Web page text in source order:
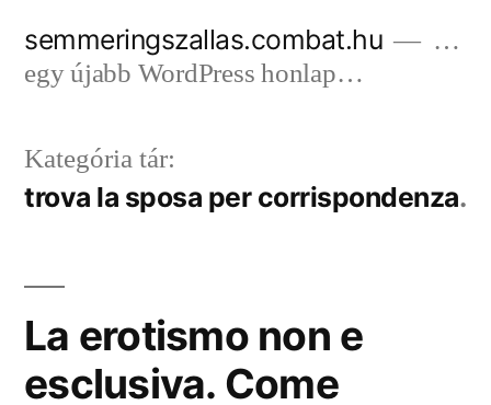
semmeringszallas.combat.hu
…
egy újabb WordPress honlap…
Kategória tár:
trova la sposa per corrispondenza
La erotismo non e
esclusiva. Come